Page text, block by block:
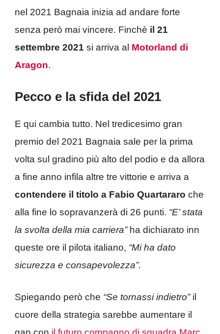
nel 2021 Bagnaia inizia ad andare forte
senza però mai vincere. Finchè il 21
settembre 2021 si arriva al Motorland di
Aragon.
Pecco e la sfida del 2021
E qui cambia tutto. Nel tredicesimo gran
premio del 2021 Bagnaia sale per la prima
volta sul gradino più alto del podio e da allora
a fine anno infila altre tre vittorie e arriva a
contendere il titolo a Fabio Quartararo che
alla fine lo sopravanzerà di 26 punti. “E’ stata
la svolta della mia carriera”ha dichiarato inn
queste ore il pilota italiano, “Mi ha dato
sicurezza e consapevolezza”.
Spiegando però che “Se tornassi indietro”il
cuore della strategia sarebbe aumentare il